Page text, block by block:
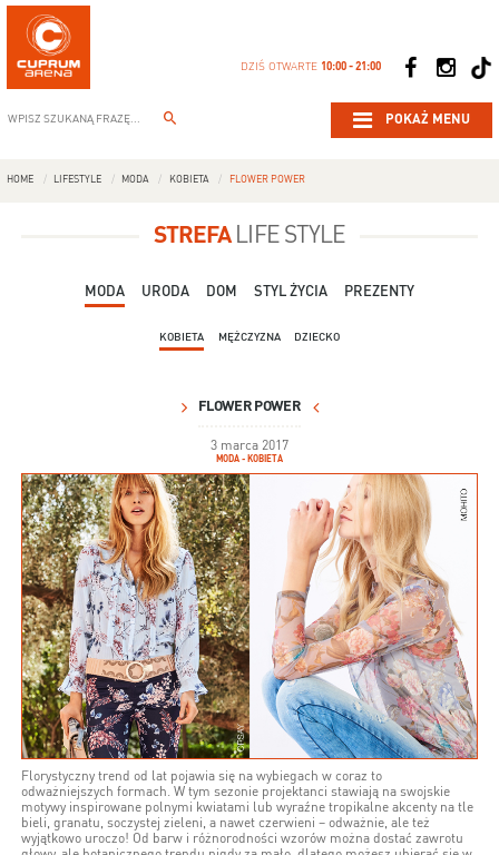
DZIŚ OTWARTE 10:00 - 21:00
POKAŻ MENU
HOME LIFESTYLE MODA KOBIETA FLOWER POWER
STREFALIFE STYLE
MODA URODA DOM STYL ŻYCIA PREZENTY
KOBIETA MĘŻCZYZNA DZIECKO
FLOWER POWER
3 marca 2017
MODA - KOBIETA
Florystyczny trend od lat pojawia się na wybiegach w coraz to
odważniejszych formach. W tym sezonie projektanci stawiają na swojskie
motywy inspirowane polnymi kwiatami lub wyraźne tropikalne akcenty na tle
bieli, granatu, soczystej zieleni, a nawet czerwieni – odważnie, ale też
wyjątkowo uroczo! Od barw i różnorodności wzorów można dostać zawrotu